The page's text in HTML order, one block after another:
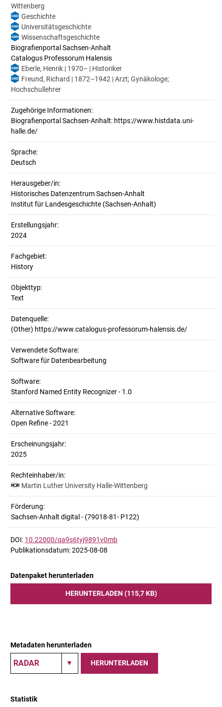
Wittenberg
Geschichte
Universitätsgeschichte
Wissenschaftsgeschichte
Biografienportal Sachsen-Anhalt
Catalogus Professorum Halensis
Eberle, Henrik | 1970– | Historiker
Freund, Richard | 1872–1942 | Arzt; Gynäkologe;
Hochschullehrer
Zugehörige Informationen:
Biografienportal Sachsen-Anhalt: https://www.histdata.uni-
halle.de/
Sprache:
Deutsch
Herausgeber/in:
Historisches Datenzentrum Sachsen-Anhalt
Institut für Landesgeschichte (Sachsen-Anhalt)
Erstellungsjahr:
2024
Fachgebiet:
History
Objekttyp:
Text
Datenquelle:
(Other) https://www.catalogus-professorum-halensis.de/
Verwendete Software:
Software für Datenbearbeitung
Software:
Stanford Named Entity Recognizer - 1.0
Alternative Software:
Open Refine - 2021
Erscheinungsjahr:
2025
Rechteinhaber/in:
Martin Luther University Halle-Wittenberg
Förderung:
Sachsen-Anhalt digital - (79018-81- P122)
DOI: 10.22000/qa9s6tyj9891v0mb
Publikationsdatum: 2025-08-08
Datenpaket herunterladen
HERUNTERLADEN (115,7 KB)
Metadaten herunterladen
HERUNTERLADEN
Statistik